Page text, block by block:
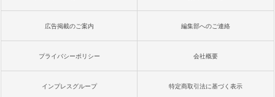
広告掲載のご案内 編集部へのご連絡
プライバシーポリシー 会社概要
インプレスグループ 特定商取引法に基づく表示